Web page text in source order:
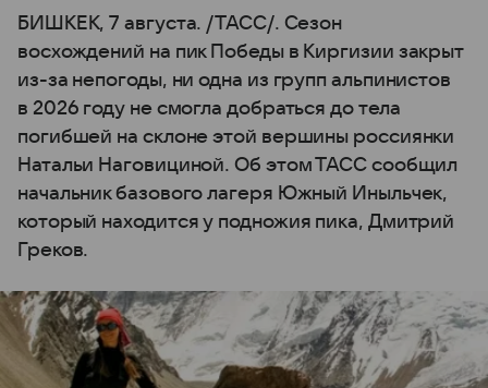
БИШКЕК, 7 августа. /ТАСС/. Сезон
восхождений на пик Победы в Киргизии закрыт
из-за непогоды, ни одна из групп альпинистов
в 2026 году не смогла добраться до тела
погибшей на склоне этой вершины россиянки
Натальи Наговициной. Об этом ТАСС сообщил
начальник базового лагеря Южный Иныльчек,
который находится у подножия пика, Дмитрий
Греков.